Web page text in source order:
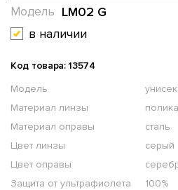
LM02 G
Модель
в наличии
Код товара: 13574
Модель
Материал линзы
Материал оправы
сталь
Цвет линзы
серый
Цвет оправы
Защита от ультрафиолета
100%